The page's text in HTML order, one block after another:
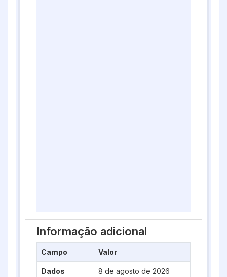
Informação adicional
Campo Valor
Dados
8 de agosto de 2026